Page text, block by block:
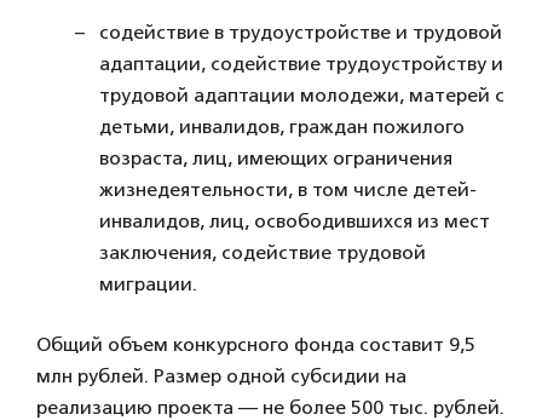
содействие в трудоустройстве и трудовой
адаптации, содействие трудоустройству и
трудовой адаптации молодежи, матерей с
детьми, инвалидов, граждан пожилого
возраста, лиц, имеющих ограничения
жизнедеятельности, в том числе детей-
инвалидов, лиц, освободившихся из мест
заключения, содействие трудовой
миграции.
Общий объем конкурсного фонда составит 9,5
млн рублей. Размер одной субсидии на
реализацию проекта — не более 500 тыс. рублей.